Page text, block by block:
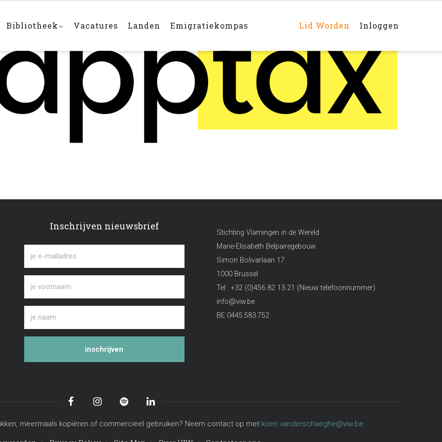
Bibliotheek Vacatures Landen Emigratiekompas
Main
rechts
Lid Worden Inloggen
Inschrijven nieuwsbrief
inschrijven
Stichting Vlamingen in de Wereld
Marie-Elisabeth Belpairegebouw
Simon Bolivarlaan 17
1000 Brussel
Tel.: +32 (0)456 82 13 21 (Nieuw telefoonnummer)
info@viw.be
BE 0445.583.752
meermaals kopiëren of commercieel gebruiken? Neem contact op met koen.vanderschaeghe@viw.be